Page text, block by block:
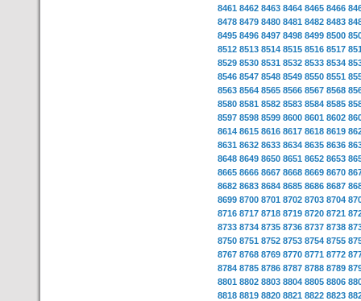
8461 8462 8463 8464 8465 8466
8478 8479 8480 8481 8482 8483
8495 8496 8497 8498 8499 8500
8512 8513 8514 8515 8516 8517
8529 8530 8531 8532 8533 8534
8546 8547 8548 8549 8550 8551
8563 8564 8565 8566 8567 8568
8580 8581 8582 8583 8584 8585
8597 8598 8599 8600 8601 8602
8614 8615 8616 8617 8618 8619
8631 8632 8633 8634 8635 8636
8648 8649 8650 8651 8652 8653
8665 8666 8667 8668 8669 8670
8682 8683 8684 8685 8686 8687
8699 8700 8701 8702 8703 8704
8716 8717 8718 8719 8720 8721
8733 8734 8735 8736 8737 8738
8750 8751 8752 8753 8754 8755
8767 8768 8769 8770 8771 8772
8784 8785 8786 8787 8788 8789
8801 8802 8803 8804 8805 8806
8818 8819 8820 8821 8822 8823